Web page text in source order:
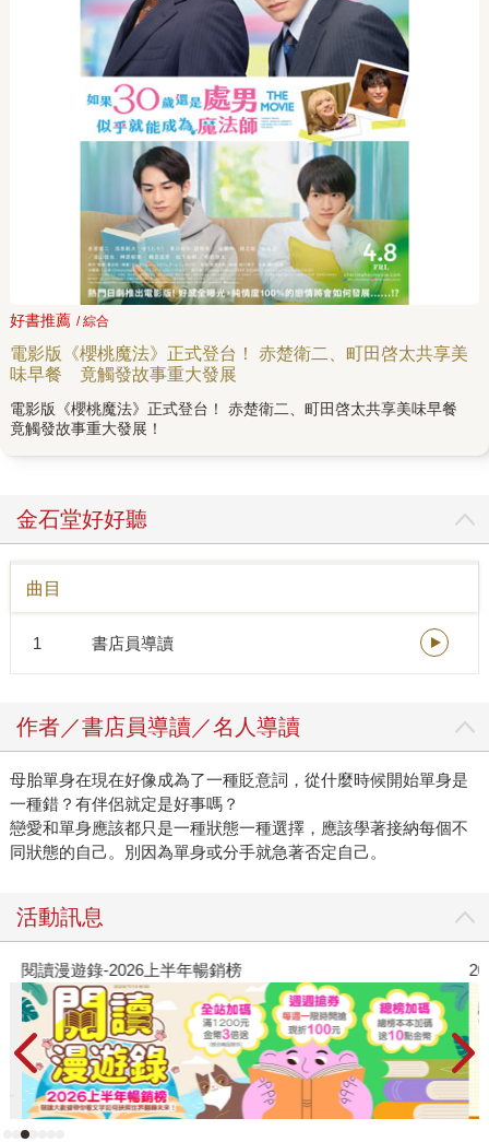
好書推薦 / 綜合
電影版《櫻桃魔法》正式登台！ 赤楚衛二、町田啓太共享美
味早餐 竟觸發故事重大發展
電影版《櫻桃魔法》正式登台！ 赤楚衛二、町田啓太共享美味早餐
竟觸發故事重大發展！
金石堂好好聽
曲目
1 書店員導讀
作者／書店員導讀／名人導讀
母胎單身在現在好像成為了一種貶意詞，從什麼時候開始單身是
一種錯？有伴侶就定是好事嗎？
戀愛和單身應該都只是一種狀態一種選擇，應該學著接納每個不
同狀態的自己。別因為單身或分手就急著否定自己。
活動訊息
閱讀漫遊錄-2026上半年暢銷榜